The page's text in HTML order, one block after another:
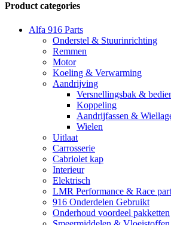
Product categories
Alfa 916 Parts
Onderstel & Stuurinrichting
Remmen
Motor
Koeling & Verwarming
Aandrijving
Versnellingsbak &
Koppeling
Aandrijfassen &
Wielen
Uitlaat
Carrosserie
Cabriolet kap
Interieur
Elektrisch
LMR Performance & Race
916 Onderdelen Gebruikt
Onderhoud voordeel pakketten